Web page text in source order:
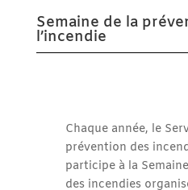
Semaine de la
l’incendie
Chaque année, le
prévention des
participe à la
des incendies